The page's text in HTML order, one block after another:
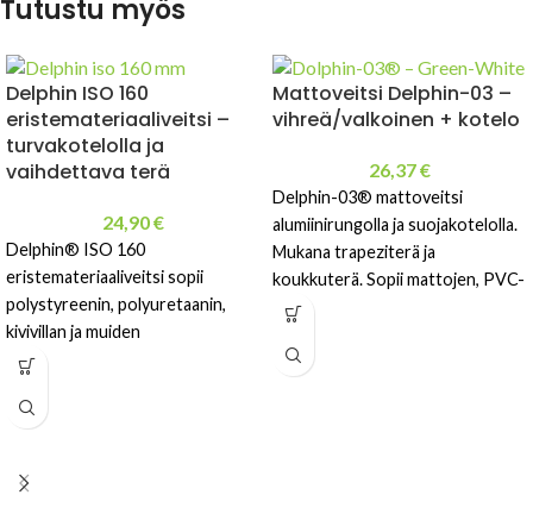
Tutustu myös
Delphin ISO 160
eristemateriaaliveitsi –
turvakotelolla ja
vaihdettava terä
24,90€
Delphin® ISO 160
eristemateriaaliveitsi sopii
polystyreenin, polyuretaanin,
kivivillan ja muiden
eristemateriaalien leikkaamiseen.
Mattoveitsi Delphin-03 –
vihreä/valkoinen + kotelo
26,37€
Delphin-03® mattoveitsi
alumiinirungolla ja suojakotelolla.
Mukana trapeziterä ja
koukkuterä. Sopii mattojen, PVC-
materiaalien, bitumikermien ja